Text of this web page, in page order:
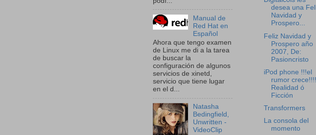
Manual de
Red Hat en
Español
Ahora que tengo examen
de Linux me di a la tarea
de buscar la
configuración de algunos
servicios de xinetd,
servicio que tiene lugar
en el d...
Natasha
Bedingfield,
Unwritten -
VideoClip
desea una
Navidad y
Prospero...
Feliz Navidad y
Prospero año
2007, De:
Pasioncristo
iPod phone !!!el
rumor
Realidad ó
Ficción
Transformers
La consola del
momento